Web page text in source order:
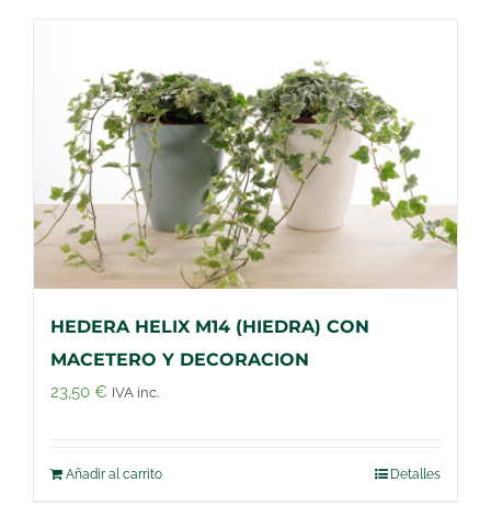
HEDERA HELIX M14 (HIEDRA) CON
MACETERO Y DECORACION
23,50 € IVA inc.
Añadir al carrito Detalles